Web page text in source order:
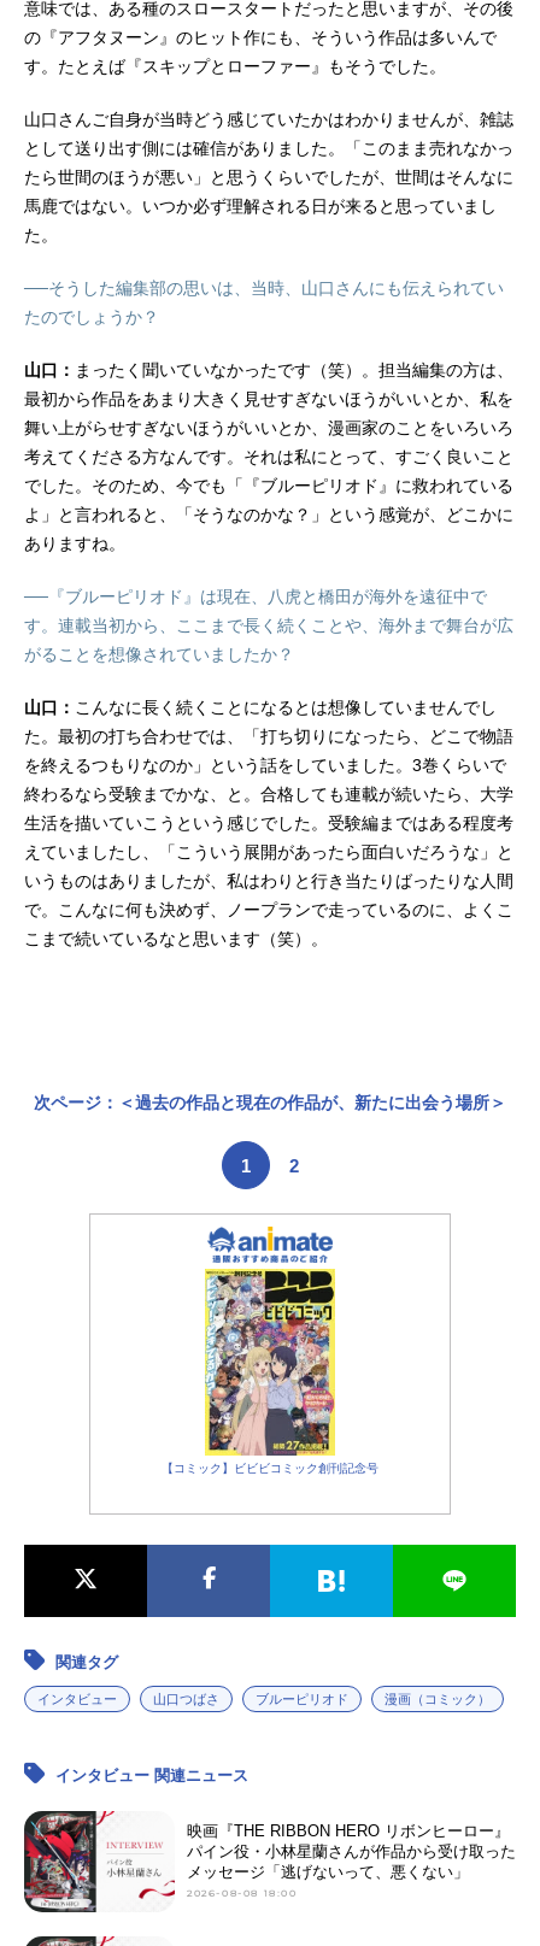
意味では、ある種のスロースタートだったと思いますが、その後
の『アフタヌーン』のヒット作にも、そういう作品は多いんで
す。たとえば『スキップとローファー』もそうでした。
山口さんご自身が当時どう感じていたかはわかりませんが、雑誌
として送り出す側には確信がありました。「このまま売れなかっ
たら世間のほうが悪い」と思うくらいでしたが、世間はそんなに
馬鹿ではない。いつか必ず理解される日が来ると思っていまし
た。
──そうした編集部の思いは、当時、山口さんにも伝えられてい
たのでしょうか？
山口： まったく聞いていなかったです（笑）。担当編集の方は、
最初から作品をあまり大きく見せすぎないほうがいいとか、私を
舞い上がらせすぎないほうがいいとか、漫画家のことをいろいろ
考えてくださる方なんです。それは私にとって、すごく良いこと
でした。そのため、今でも「『ブルーピリオド』に救われている
よ」と言われると、「そうなのかな？」という感覚が、どこかに
ありますね。
──『ブルーピリオド』は現在、八虎と橋田が海外を遠征中で
す。連載当初から、ここまで長く続くことや、海外まで舞台が広
がることを想像されていましたか？
山口： こんなに長く続くことになるとは想像していませんでし
た。最初の打ち合わせでは、「打ち切りになったら、どこで物語
を終えるつもりなのか」という話をしていました。3巻くらいで
終わるなら受験までかな、と。合格しても連載が続いたら、大学
生活を描いていこうという感じでした。受験編まではある程度考
えていましたし、「こういう展開があったら面白いだろうな」と
いうものはありましたが、私はわりと行き当たりばったりな人間
で。こんなに何も決めず、ノープランで走っているのに、よくこ
こまで続いているなと思います（笑）。
次ページ：＜過去の作品と現在の作品が、新たに出会う場所＞
1 2
【コミック】ビビビコミック創刊記念号
関連タグ
インタビュー 山口つばさ ブルーピリオド 漫画（コミック）
インタビュー 関連ニュース
映画『THE RIBBON HERO リボンヒーロー』
パイン役・小林星蘭さんが作品から受け取った
メッセージ「逃げないって、悪くない」
2026-08-08 18:00